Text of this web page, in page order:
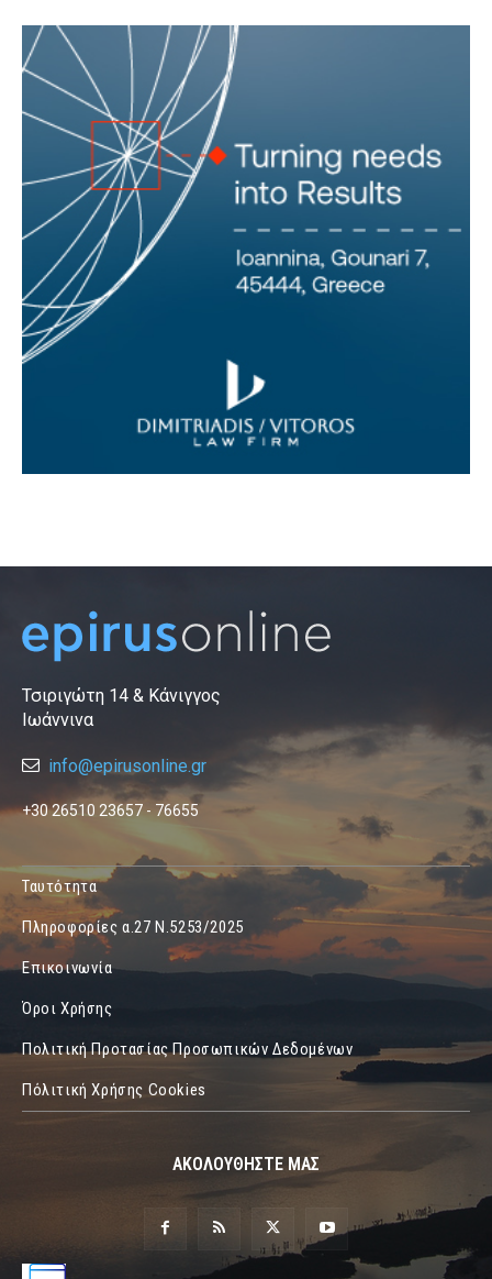
Τσιριγώτη 14 & Κάνιγγος
Ιωάννινα
info@epirusonline.gr
+30 26510 23657 - 76655
Ταυτότητα
Πληροφορίες α.27 Ν.5253/2025
Επικοινωνία
Όροι Χρήσης
Πολιτική Προτασίας Προσωπικών Δεδομένων
Πόλιτική Χρήσης Cookies
ΑΚΟΛΟΥΘΗΣΤΕ ΜΑΣ